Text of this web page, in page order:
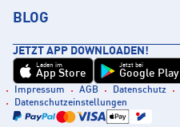
BLOG
JETZT APP DOWNLOADEN!
Laden im
App Store
Jetzt bei
Google Play
Impressum AGB Datenschutz
Datenschutzeinstellungen